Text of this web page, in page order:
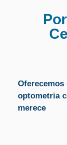
Oferecemos
optometria
merece